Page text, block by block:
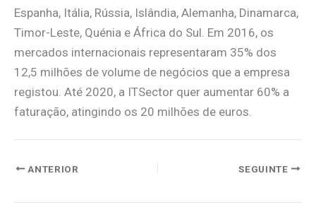
Espanha, Itália, Rússia, Islândia, Alemanha, Dinamarca,
Timor-Leste, Quénia e África do Sul. Em 2016, os
mercados internacionais representaram 35% dos
12,5 milhões de volume de negócios que a empresa
registou. Até 2020, a ITSector quer aumentar 60% a
faturação, atingindo os 20 milhões de euros.
ANTERIOR SEGUINTE